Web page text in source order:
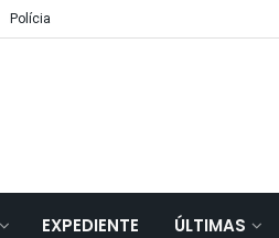
Polícia
EXPEDIENTE ÚLTIMAS